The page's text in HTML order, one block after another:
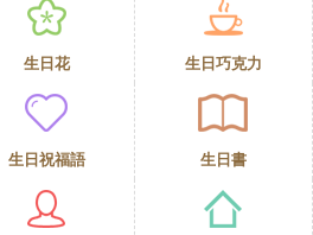
生日花 生日巧克力
生日祝福語 生日書